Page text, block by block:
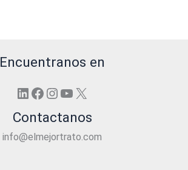
Encuentranos en
LinkedIn
Facebook
Instagram
YouTube
X
Contactanos
info@elmejortrato.com